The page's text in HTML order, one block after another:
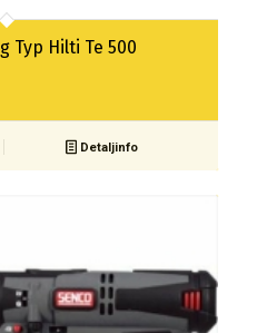
Typ Hilti Te 500
Detaljinfo